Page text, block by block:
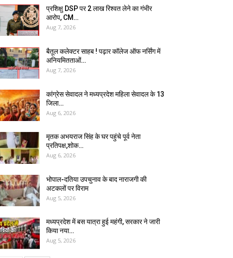
प्रशिक्षु DSP पर ₹2 लाख रिश्वत लेने का गंभीर
आरोप, CM…
Aug 7, 2026
बैतूल कलेक्टर साहब ! पढ़ार कॉलेज ऑफ नर्सिंग में
अनियमितताओं…
Aug 7, 2026
कांग्रेस सेवादल ने मध्यप्रदेश महिला सेवादल के 13
जिला…
Aug 6, 2026
मृतक अभयराज सिंह के घर पहुंचे पूर्व नेता
प्रतिपक्ष,शोक…
Aug 6, 2026
भोपाल-दतिया उपचुनाव के बाद नाराजगी की
अटकलों पर विराम
Aug 5, 2026
मध्यप्रदेश में बस यात्रा हुई महंगी, सरकार ने जारी
किया नया…
Aug 5, 2026